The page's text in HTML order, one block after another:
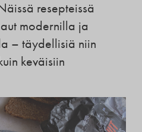
resepteissä
modernilla ja
– täydellisiä niin
keväisiin